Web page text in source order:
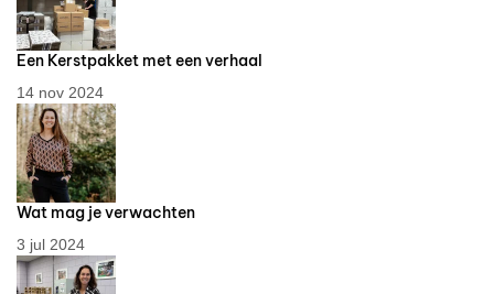
Een Kerstpakket met een verhaal
14 nov 2024
Wat mag je verwachten
3 jul 2024